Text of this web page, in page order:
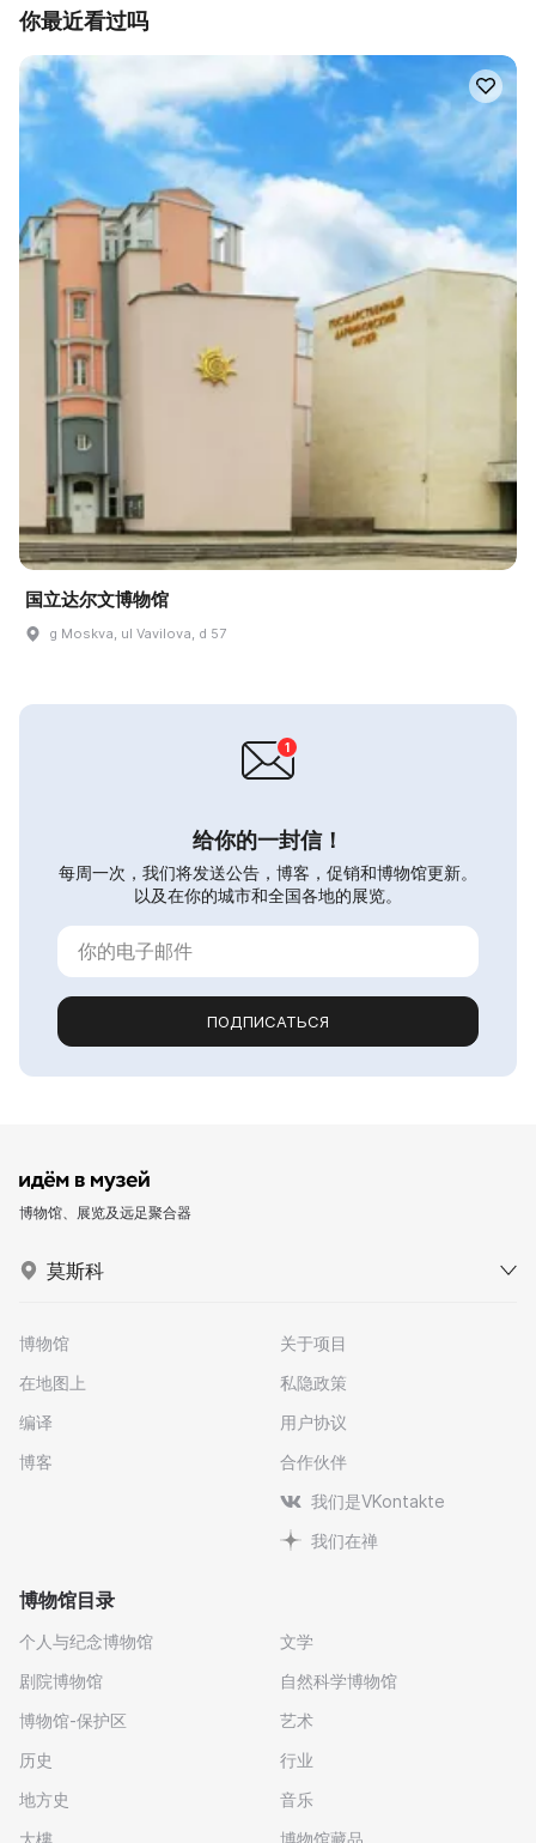
你最近看过吗
国立达尔文博物馆
g Moskva, ul Vavilova, d 57
给你的一封信！
每周一次，我们将发送公告，博客，促销和博物馆更新。
以及在你的城市和全国各地的展览。
ПОДПИСАТЬСЯ
博物馆、展览及远足聚合器
莫斯科
博物馆
在地图上
编译
博客
关于项目
私隐政策
用户协议
合作伙伴
我们是VKontakte
我们在禅
博物馆目录
个人与纪念博物馆
剧院博物馆
博物馆-保护区
历史
地方史
大樓
文学
自然科学博物馆
艺术
行业
音乐
博物馆藏品